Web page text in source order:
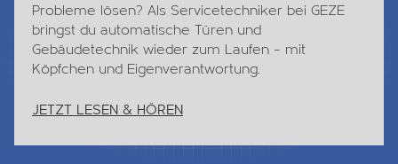
Probleme lösen? Als Servicetechniker bei GEZE
bringst du automatische Türen und
Gebäudetechnik wieder zum Laufen – mit
Köpfchen und Eigenverantwortung.
JETZT LESEN & HÖREN